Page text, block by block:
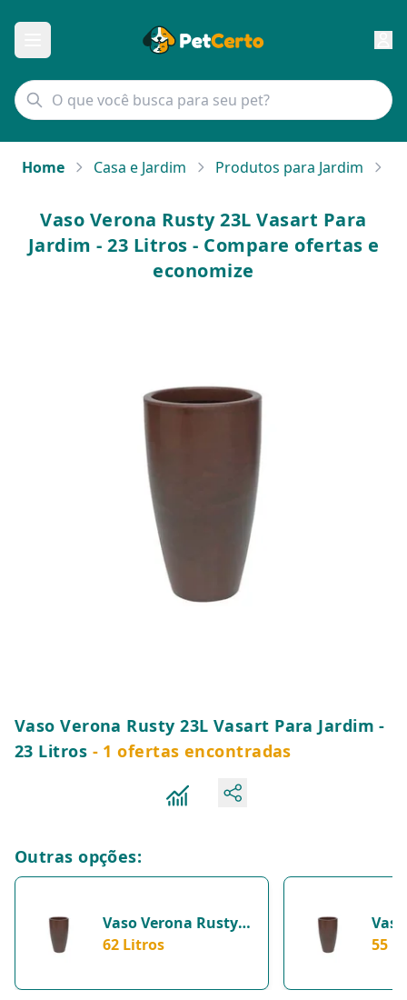
Home Casa e Jardim Produtos para Jardim
Vaso Verona Rusty 23L Vasart Para
Jardim - 23 Litros - Compare ofertas e
economize
Vaso Verona Rusty 23L Vasart Para Jardim -
23 Litros - 1 ofertas encontradas
Outras opções:
Vaso Verona Rusty
Vasart 62 Litros Para
62 Litros 55